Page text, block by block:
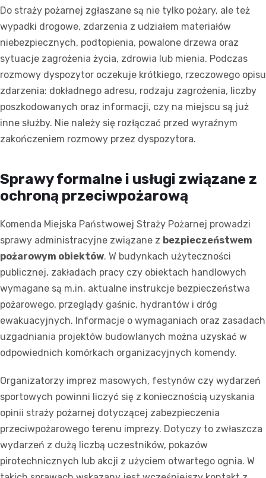
Do straży pożarnej zgłaszane są nie tylko pożary, ale też
wypadki drogowe, zdarzenia z udziałem materiałów
niebezpiecznych, podtopienia, powalone drzewa oraz
sytuacje zagrożenia życia, zdrowia lub mienia. Podczas
rozmowy dyspozytor oczekuje krótkiego, rzeczowego opisu
zdarzenia: dokładnego adresu, rodzaju zagrożenia, liczby
poszkodowanych oraz informacji, czy na miejscu są już
inne służby. Nie należy się rozłączać przed wyraźnym
zakończeniem rozmowy przez dyspozytora.
Sprawy formalne i usługi związane z
ochroną przeciwpożarową
Komenda Miejska Państwowej Straży Pożarnej prowadzi
sprawy administracyjne związane z bezpieczeństwem
pożarowym obiektów. W budynkach użyteczności
publicznej, zakładach pracy czy obiektach handlowych
wymagane są m.in. aktualne instrukcje bezpieczeństwa
pożarowego, przeglądy gaśnic, hydrantów i dróg
ewakuacyjnych. Informacje o wymaganiach oraz zasadach
uzgadniania projektów budowlanych można uzyskać w
odpowiednich komórkach organizacyjnych komendy.
Organizatorzy imprez masowych, festynów czy wydarzeń
sportowych powinni liczyć się z koniecznością uzyskania
opinii straży pożarnej dotyczącej zabezpieczenia
przeciwpożarowego terenu imprezy. Dotyczy to zwłaszcza
wydarzeń z dużą liczbą uczestników, pokazów
pirotechnicznych lub akcji z użyciem otwartego ognia. W